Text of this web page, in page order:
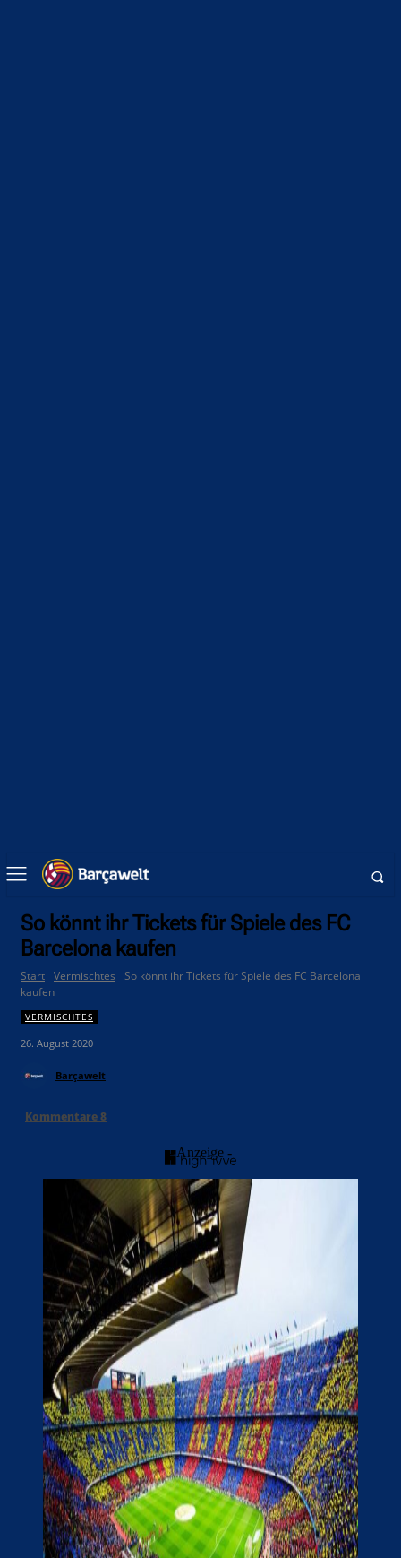
So könnt ihr Tickets für Spiele des FC
Barcelona kaufen
Start Vermischtes
So könnt ihr Tickets für Spiele des FC Barcelona
kaufen
VERMISCHTES
26. August 2020
Barçawelt
Kommentare8
- Anzeige -